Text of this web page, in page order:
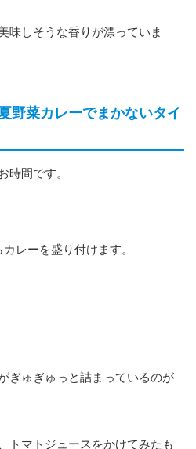
味しそうな香りが漂っていま
野菜カレーでまかないタイ
時間です。
レーを盛り付けます。
ぎゅぎゅっと詰まっているのが
トマトジュースをかけてみたも